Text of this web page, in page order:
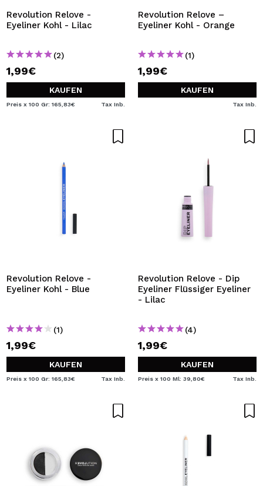
Revolution Relove -
Eyeliner Kohl - Lilac
(2)
1,99€
KAUFEN
Preis x 100 Gr: 165,83€ Tax Inb.
Revolution Relove –
Eyeliner Kohl - Orange
(1)
1,99€
KAUFEN
Tax Inb.
Revolution Relove -
Eyeliner Kohl - Blue
(1)
1,99€
KAUFEN
Preis x 100 Gr: 165,83€ Tax Inb.
Revolution Relove - Dip
Eyeliner Flüssiger Eyeliner
- Lilac
(4)
1,99€
KAUFEN
Preis x 100 Ml: 39,80€ Tax Inb.